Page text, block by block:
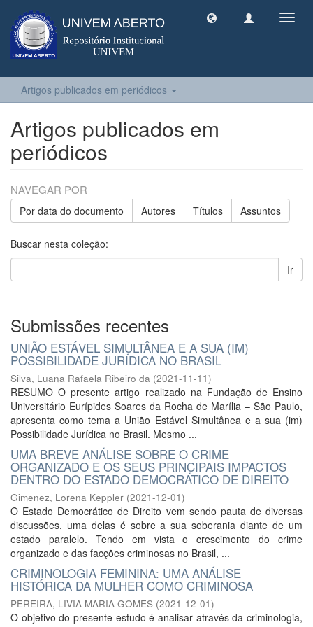
Artigos publicados em periódicos
Artigos publicados em
periódicos
NAVEGAR POR
Por data do documento Autores Títulos Assuntos
Buscar nesta coleção:
Ir
Submissões recentes
UNIÃO ESTÁVEL SIMULTÂNEA E A SUA (IM)
POSSIBILIDADE JURÍDICA NO BRASIL
Silva, Luana Rafaela Ribeiro da (2021-11-11)
RESUMO O presente artigo realizado na Fundação de Ensino
Universitário Eurípides Soares da Rocha de Marília – São Paulo,
apresenta como tema a União Estável Simultânea e a sua (im)
Possibilidade Jurídica no Brasil. Mesmo ...
UMA BREVE ANÁLISE SOBRE O CRIME
ORGANIZADO E OS SEUS PRINCIPAIS IMPACTOS
DENTRO DO ESTADO DEMOCRÁTICO DE DIREITO
Gimenez, Lorena Keppler (2021-12-01)
O Estado Democrático de Direito vem sendo pauta de diversas
discussões, uma delas é sobre a sua soberania diante de um
estado paralelo. Tendo em vista o crescimento do crime
organizado e das facções criminosas no Brasil, ...
CRIMINOLOGIA FEMININA: UMA ANÁLISE
HISTÓRICA DA MULHER COMO CRIMINOSA
PEREIRA, LIVIA MARIA GOMES (2021-12-01)
O objetivo do presente estudo é analisar através da criminologia,